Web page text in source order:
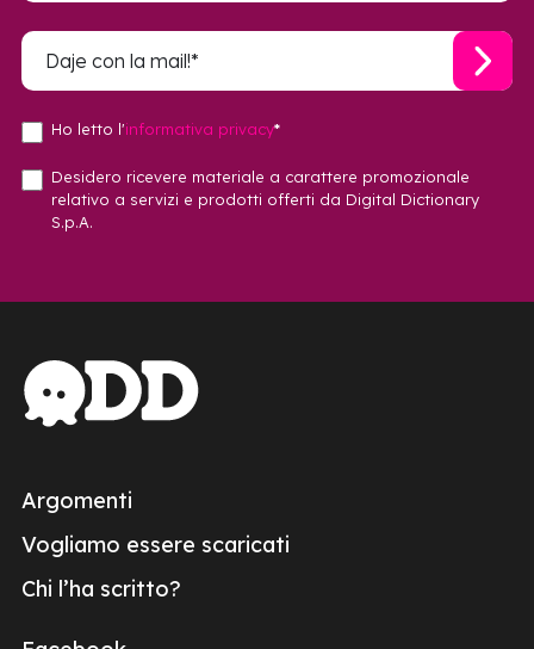
Ho letto l'informativa privacy*
Desidero ricevere materiale a carattere promozionale
relativo a servizi e prodotti offerti da Digital Dictionary
S.p.A.
Argomenti
Vogliamo essere scaricati
Chi l’ha scritto?